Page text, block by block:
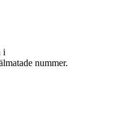
i
nummer.